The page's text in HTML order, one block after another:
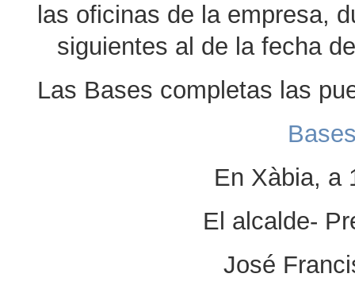
las oficinas de la empresa,
siguientes al de la fecha
Las Bases completas las
En Xàbia, a
El alcalde-
José